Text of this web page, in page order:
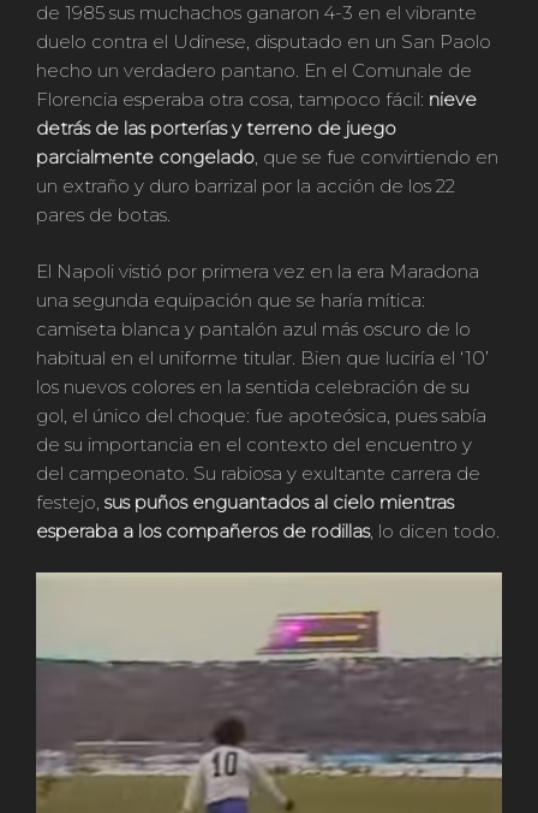
de 1985 sus muchachos ganaron 4-3 en el vibrante
duelo contra el Udinese, disputado en un San Paolo
hecho un verdadero pantano. En el Comunale de
Florencia esperaba otra cosa, tampoco fácil: nieve
detrás de las porterías y terreno de juego
parcialmente congelado, que se fue convirtiendo en
un extraño y duro barrizal por la acción de los 22
pares de botas.
El Napoli vistió por primera vez en la era Maradona
una segunda equipación que se haría mítica:
camiseta blanca y pantalón azul más oscuro de lo
habitual en el uniforme titular. Bien que luciría el ‘10’
los nuevos colores en la sentida celebración de su
gol, el único del choque: fue apoteósica, pues sabía
de su importancia en el contexto del encuentro y
del campeonato. Su rabiosa y exultante carrera de
festejo, sus puños enguantados al cielo mientras
esperaba a los compañeros de rodillas, lo dicen todo.